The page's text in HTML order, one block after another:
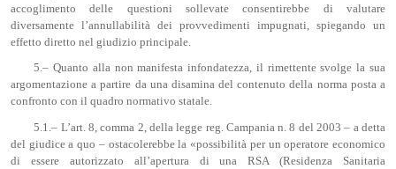
accoglimento delle questioni sollevate consentirebbe di valutare
diversamente l’annullabilità dei provvedimenti impugnati, spiegando un
effetto diretto nel giudizio principale.
5.– Quanto alla non manifesta infondatezza, il rimettente svolge la sua
argomentazione a partire da una disamina del contenuto della norma posta a
confronto con il quadro normativo statale.
5.1.– L’art. 8, comma 2, della legge reg. Campania n. 8 del 2003 – a detta
del giudice a quo – ostacolerebbe la «possibilità per un operatore economico
di essere autorizzato all’apertura di una RSA (Residenza Sanitaria